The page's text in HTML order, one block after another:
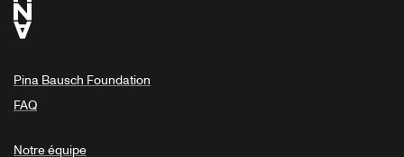
Pina Bausch Foundation
FAQ
Notre équipe